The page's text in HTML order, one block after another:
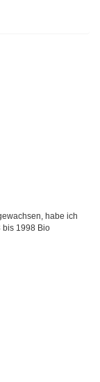
habe ich
bis 1998 Bio